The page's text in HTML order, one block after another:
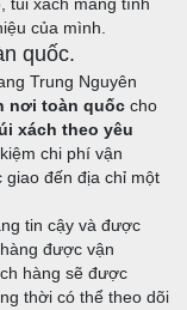
túi xách mang tính
của mình.
quốc.
Trung Nguyên
nơi toàn quốc cho
xách theo yêu
chi phí vận
đến địa chỉ một
tin cậy và được
được vận
hàng sẽ được
thời có thể theo dõi